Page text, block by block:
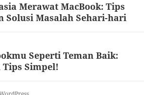
Merawat MacBook: Tips
Solusi Masalah Sehari-hari
Seperti Teman Baik:
Simpel!